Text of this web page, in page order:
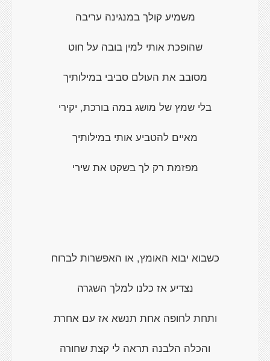
משמיע קולך במנגינה עריבה
שהופכת אותי למין בובה על חוט
מסובב את העולם סביבי במילותיך
בלי שמץ של מושג במה בורכת, יקירי
מאיים להטביע אותי במילותיך
מפזמת רק לך בשקט את שירי
כשבוא יבוא האומץ, או האפשרות לברוח
נצדיע אז כלנו למלך השגרה
ותחת לחופה אחת תנשא אז עם אחרת
והכלה הלבנה תראה לי קצת שחורה